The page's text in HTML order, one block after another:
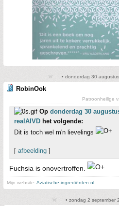
• donderdag 30
RobinOok
Patroonheilige
Op donderdag 30
realAIVD het volgende:
Dit is toch wel m'n lievelings
[ afbeelding ]
Fuchsia is onovertroffen.
Mijn website: Aziatische-ingrediënten.nl
• zondag 2 september